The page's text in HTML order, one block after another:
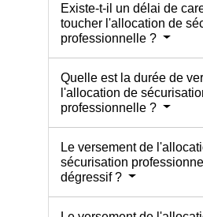
Existe-t-il un délai de
toucher l'allocation de
professionnelle ?
Quelle est la durée de
l'allocation de
professionnelle ?
Le versement de
sécurisation
dégressif ?